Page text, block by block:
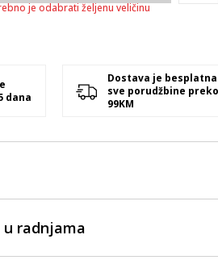
je odabrati željenu veličinu
dana
Dostava je besplatna
sve porudžbine preko
99KM
radnjama